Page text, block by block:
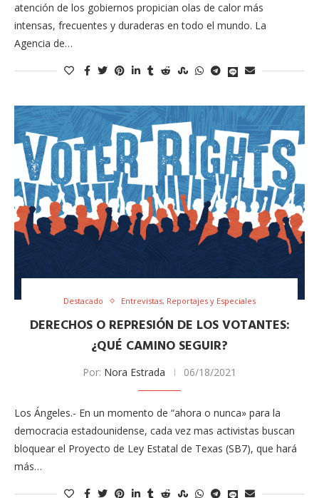
atención de los gobiernos propician olas de calor más
intensas, frecuentes y duraderas en todo el mundo. La
Agencia de…
Destacado Entrevistas, Reportajes y Especiales
DERECHOS O REPRESIÓN DE LOS VOTANTES:
¿QUÉ CAMINO SEGUIR?
Por: Nora Estrada 06/18/2021
Los Ángeles.- En un momento de “ahora o nunca» para la
democracia estadounidense, cada vez mas activistas buscan
bloquear el Proyecto de Ley Estatal de Texas (SB7), que hará
más…